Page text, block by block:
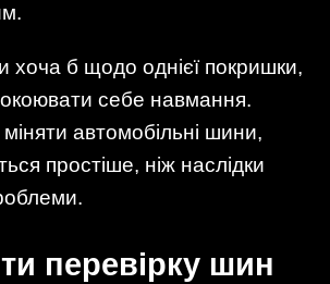
хоча б щодо однієї покришки,
себе навмання.
автомобільні шини,
простіше, ніж наслідки
перевірку шин